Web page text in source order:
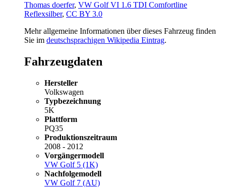
Thomas doerfer, VW Golf VI 1.6 TDI Comfortline
Reflexsilber, CC BY 3.0
Mehr allgemeine Informationen über dieses Fahrzeug finden
Sie im deutschsprachigen Wikipedia Eintrag.
Fahrzeugdaten
Hersteller
Volkswagen
Typbezeichnung
5K
Plattform
PQ35
Produktionszeitraum
2008 - 2012
Vorgängermodell
VW Golf 5 (1K)
Nachfolgemodell
VW Golf 7 (AU)